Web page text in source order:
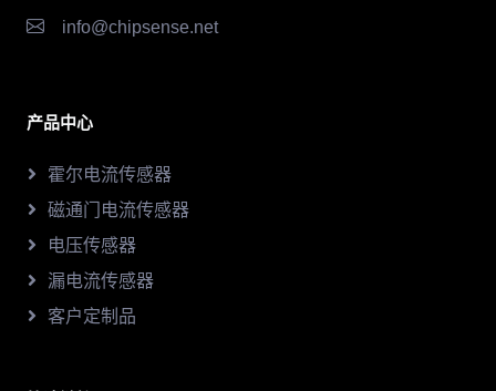
info@chipsense.net
产品中心
霍尔电流传感器
磁通门电流传感器
电压传感器
漏电流传感器
客户定制品